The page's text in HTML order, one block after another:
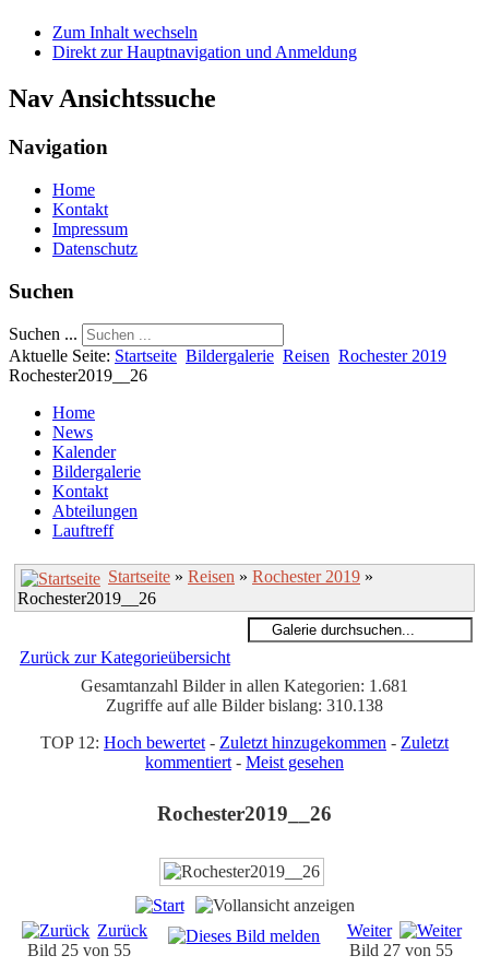
Zum Inhalt wechseln
Direkt zur Hauptnavigation und Anmeldung
Nav Ansichtssuche
Navigation
Home
Kontakt
Impressum
Datenschutz
Suchen
Suchen ...
Aktuelle Seite: Startseite Bildergalerie Reisen Rochester 2019
Rochester2019__26
Home
News
Kalender
Bildergalerie
Kontakt
Abteilungen
Lauftreff
Startseite » Reisen » Rochester 2019 »
Rochester2019__26
Zurück zur Kategorieübersicht
Gesamtanzahl Bilder in allen Kategorien: 1.681
Zugriffe auf alle Bilder bislang: 310.138
TOP 12: Hoch bewertet - Zuletzt hinzugekommen - Zuletzt
kommentiert - Meist gesehen
Rochester2019__26
Zurück
Bild 25 von 55
Weiter
Bild 27 von 55